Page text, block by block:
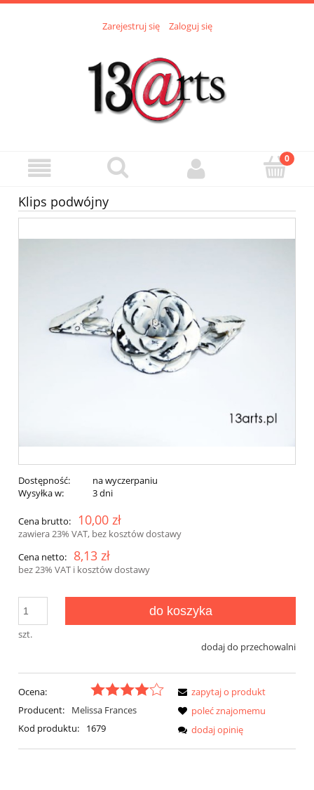
Zarejestruj się Zaloguj się
Klips podwójny
Dostępność:
na wyczerpaniu
Wysyłka w:
3 dni
Cena brutto: 10,00 zł
zawiera 23% VAT, bez kosztów dostawy
Cena netto:
8,13 zł
bez 23% VAT i kosztów dostawy
szt.
do koszyka
dodaj do przechowalni
Ocena:
Producent:
Melissa Frances
Kod produktu:
1679
zapytaj o produkt
poleć znajomemu
dodaj opinię